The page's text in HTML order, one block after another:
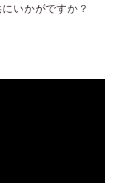
いかがですか？